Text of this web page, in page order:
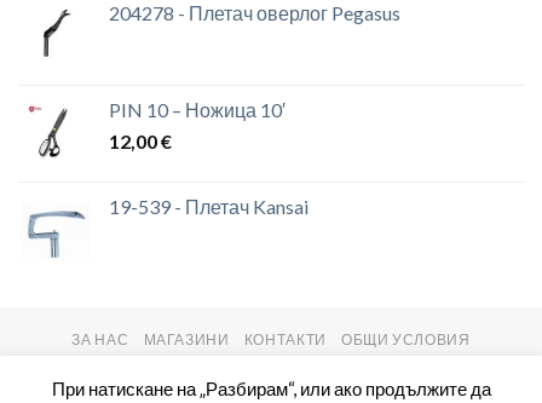
204278 - Плетач оверлог Pegasus
PIN 10 – Ножица 10′
12,00€
19-539 - Плетач Kansai
ЗА НАС МАГАЗИНИ КОНТАКТИ ОБЩИ УСЛОВИЯ
При натискане на „Разбирам“, или ако продължите да